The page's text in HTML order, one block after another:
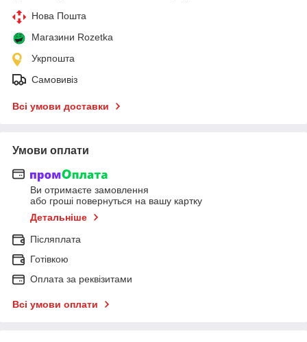
Нова Пошта
Магазини Rozetka
Укрпошта
Самовивіз
Всі умови доставки
Умови оплати
Ви отримаєте замовлення
або гроші повернуться на вашу картку
Детальніше
Післяплата
Готівкою
Оплата за реквізитами
Всі умови оплати